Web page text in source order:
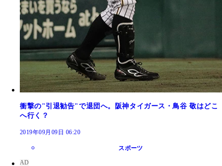
衝撃の"引退勧告"で退団へ。阪神タイガース・鳥谷 敬はどこ
へ行く？
2019年09月09日 06:20
スポーツ